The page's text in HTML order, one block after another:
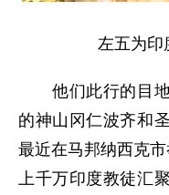
左五为印
他们此行的目地
的神山冈仁波齐和
最近在马邦纳西克
上千万印度教徒汇